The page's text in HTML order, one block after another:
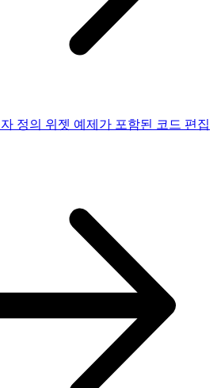
정의 위젯 예제가 포함된 코드 편집